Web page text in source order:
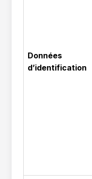
Données
d’identification